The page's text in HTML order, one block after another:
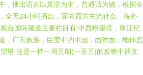
，播出语言以英语为主，普通话为辅，根据全
全天24小时播出，面向西方主流社会、海外
台国际频道主要栏目有:中西瞭望塔，珠江纪
，广东旅游，巨变中的中国，面对面，地球监
塔 这是一档一周五期(一至五)的反映中西文